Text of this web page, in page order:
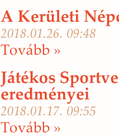
A Kerületi
2018.01.26. 09:48
To­vább »
Játékos
eredményei
2018.01.17. 09:55
To­vább »